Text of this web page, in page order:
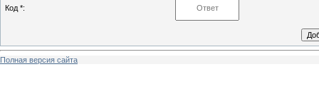
Код *:
Полная версия сайта